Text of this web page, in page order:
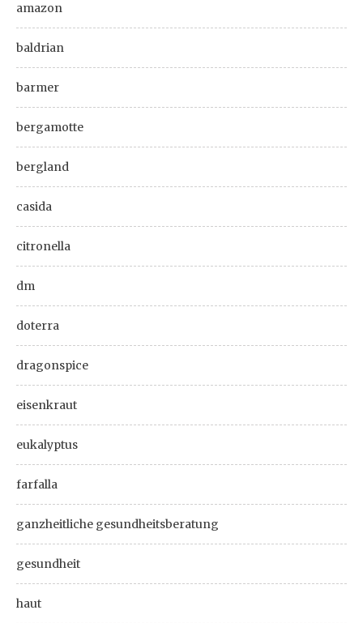
amazon
baldrian
barmer
bergamotte
bergland
casida
citronella
dm
doterra
dragonspice
eisenkraut
eukalyptus
farfalla
ganzheitliche gesundheitsberatung
gesundheit
haut